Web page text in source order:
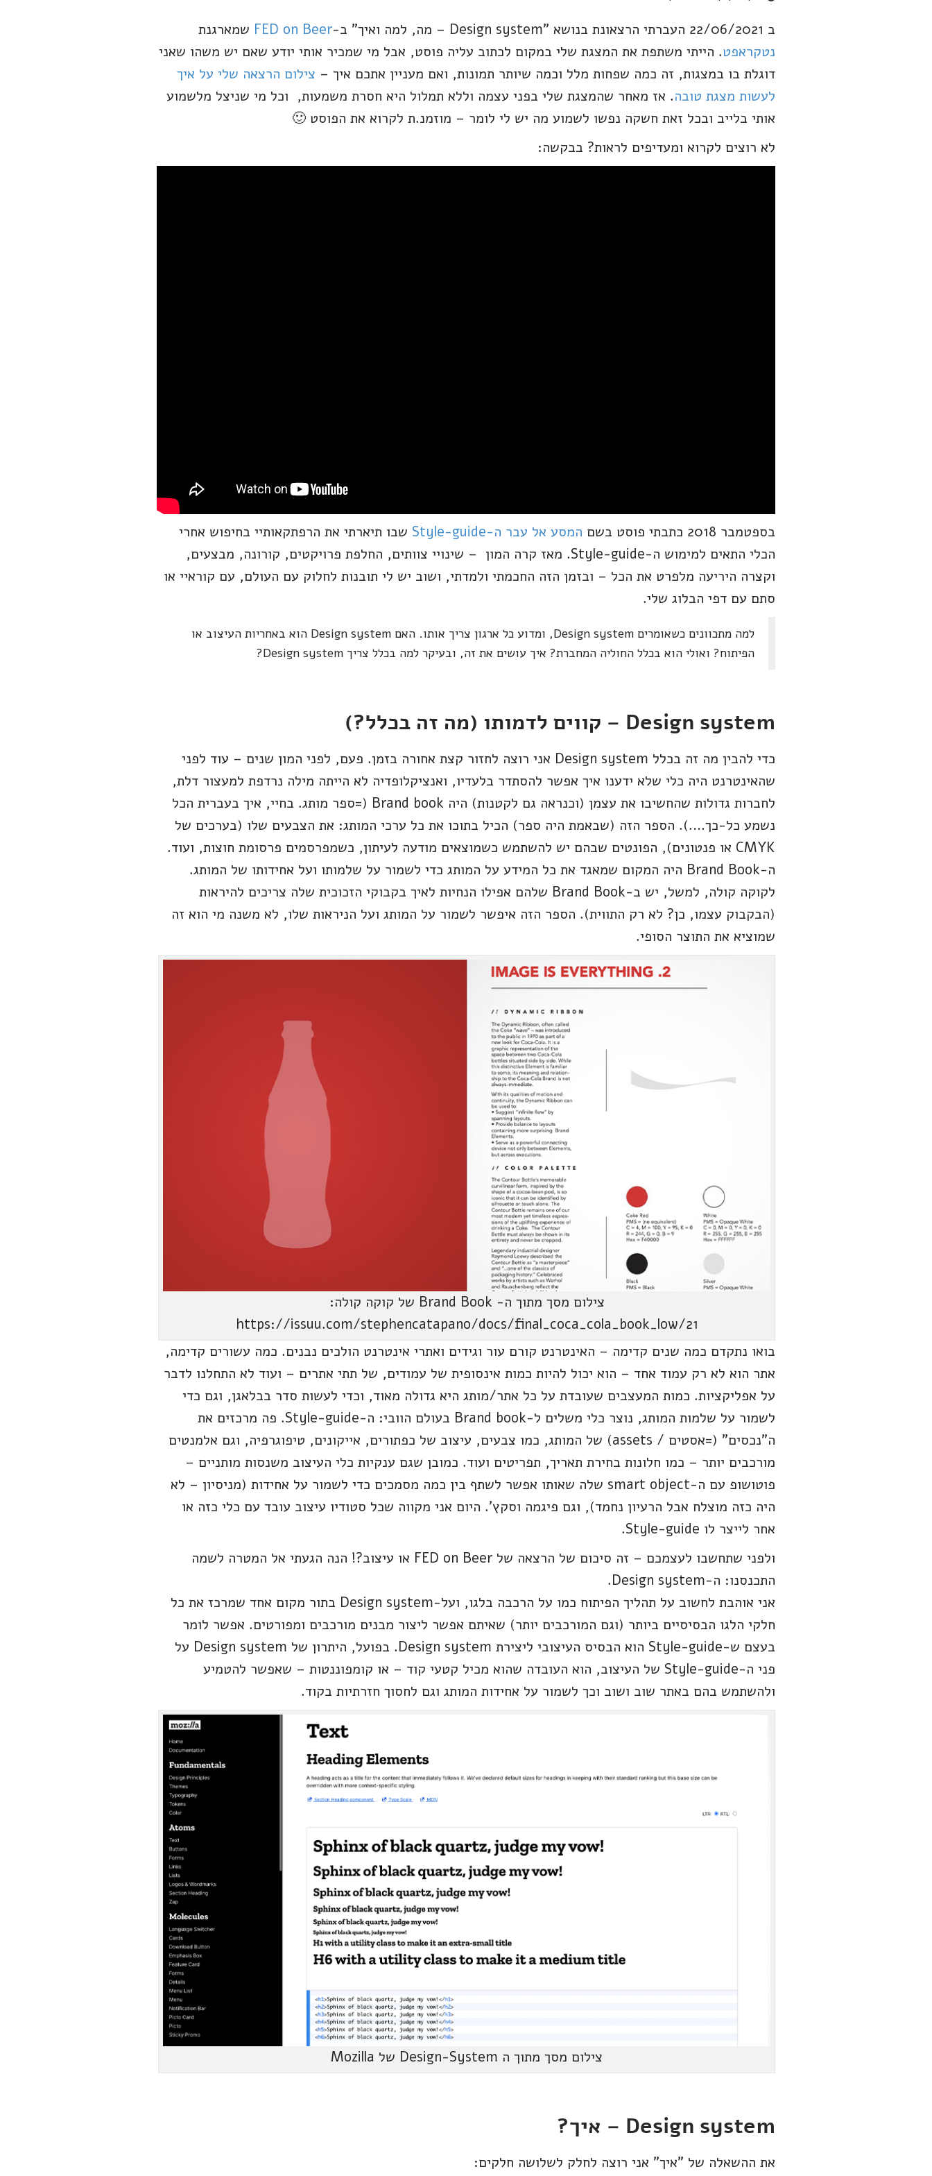
ב 22/06/2021 העברתי הרצאונת בנושא "Design system – מה, למה ואיך" ב- FED on Beer שמארגנת
נטקראפט. הייתי משתפת את המצגת שלי במקום לכתוב עליה פוסט, אבל מי שמכיר אותי יודע שאם יש משהו שאני
דוגלת בו במצגות, זה כמה שפחות מלל וכמה שיותר תמונות, ואם מעניין אתכם איך – צילום הרצאה שלי על איך
לעשות מצגת טובה. אז מאחר שהמצגת שלי בפני עצמה וללא תמלול היא חסרת משמעות, וכל מי שניצל מלשמוע
אותי בלייב ובכל זאת חשקה נפשו לשמוע מה יש לי לומר – מוזמנ.ת לקרוא את הפוסט 🙂
לא רוצים לקרוא ומעדיפים לראות? בבקשה:
בספטמבר 2018 כתבתי פוסט בשם המסע אל עבר ה-Style-guide
שבו תיארתי את הרפתקאותיי בחיפוש אחרי
הכלי התאים למימוש ה-Style-guide. מאז קרה המון – שינויי צוותים, החלפת פרויקטים, קורונה, מבצעים,
וקצרה היריעה מלפרט את הכל – ובזמן הזה החכמתי ולמדתי, ושוב יש לי תובנות לחלוק עם העולם, עם קוראיי או
סתם עם דפי הבלוג שלי.
למה מתכוונים כשאומרים Design system, ומדוע כל ארגון צריך אותו. האם Design system הוא באחריות העיצוב או
הפיתוח? ואולי הוא בכלל החוליה המחברת? איך עושים את זה, ובעיקר למה בכלל צריך Design system?
Design system – קווים לדמותו (מה זה בכלל?)
כדי להבין מה זה בכלל Design system אני רוצה לחזור קצת אחורה בזמן. פעם, לפני המון שנים – עוד לפני
שהאינטרנט היה כלי שלא ידענו איך אפשר להסתדר בלעדיו, ואנציקלופדיה לא הייתה מילה נרדפת למעצור דלת,
לחברות גדולות שהחשיבו את עצמן (וכנראה גם לקטנות) היה Brand book (=ספר מותג. בחיי, איך בעברית הכל
נשמע כל-כך….). הספר הזה (שבאמת היה ספר) הכיל בתוכו את כל ערכי המותג: את הצבעים שלו (בערכים של
CMYK או פנטונים), הפונטים שבהם יש להשתמש כשמוצאים מודעה לעיתון, כשמפרסמים פרסומת חוצות, ועוד.
ה-Brand Book היה המקום שמאגד את כל המידע על המותג כדי לשמור על שלמותו ועל אחידותו של המותג.
לקוקה קולה, למשל, יש ב-Brand Book שלהם אפילו הנחיות לאיך בקבוקי הזכוכית שלה צריכים להיראות
(הבקבוק עצמו, כן? לא רק התווית). הספר הזה איפשר לשמור על המותג ועל הניראות שלו, לא משנה מי הוא זה
שמוציא את התוצר הסופי.
צילום מסך מתוך ה- Brand Book של קוקה קולה:
https://issuu.com/stephencatapano/docs/final_coca_cola_book_low/21
בואו נתקדם כמה שנים קדימה – האינטרנט קורם עור וגידים ואתרי אינטרנט הולכים נבנים. כמה עשורים קדימה,
אתר הוא לא רק עמוד אחד – הוא יכול להיות כמות אינסופית של עמודים, של תתי אתרים – ועוד לא התחלנו לדבר
על אפליקציות. כמות המעצבים שעובדת על כל אתר/מותג היא גדולה מאוד, וכדי לעשות סדר בבלאגן, וגם כדי
לשמור על שלמות המותג, נוצר כלי משלים ל-Brand book בעולם הוובי: ה-Style-guide. פה מרכזים את
ה"נכסים" (=אסטים / assets) של המותג, כמו צבעים, עיצוב של כפתורים, אייקונים, טיפוגרפיה, וגם אלמנטים
מורכבים יותר – כמו חלונות בחירת תאריך, תפריטים ועוד. כמובן שגם ענקיות כלי העיצוב משנסות מותניים –
פוטושופ עם ה-smart object שלה שאותו אפשר לשתף בין כמה מסמכים כדי לשמור על אחידות (מניסיון – לא
היה כזה מוצלח אבל הרעיון נחמד), וגם פיגמה וסקץ'. היום אני מקווה שכל סטודיו עיצוב עובד עם כלי כזה או
אחר לייצר לו Style-guide.
ולפני שתחשבו לעצמכם – זה סיכום של הרצאה של FED on Beer או עיצוב?! הנה הגעתי אל המטרה לשמה
התכנסנו: ה-Design system.
אני אוהבת לחשוב על תהליך הפיתוח כמו על הרכבה בלגו, ועל-Design system בתור מקום אחד שמרכז את כל
חלקי הלגו הבסיסיים ביותר (וגם המורכבים יותר) שאיתם אפשר ליצור מבנים מורכבים ומפורטים. אפשר לומר
בעצם ש-Style-guide הוא הבסיס העיצובי ליצירת Design system. בפועל, היתרון של Design system על
פני ה-Style-guide של העיצוב, הוא העובדה שהוא מכיל קטעי קוד – או קומפוננטות – שאפשר להטמיע
ולהשתמש בהם באתר שוב ושוב וכך לשמור על אחידות המותג וגם לחסוך חזרתיות בקוד.
צילום מסך מתוך ה Design-System של Mozilla
Design system – איך?
את ההשאלה של "איך" אני רוצה לחלק לשלושה חלקים: